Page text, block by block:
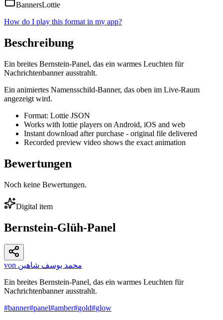
BannersLottie
How do I play this format in my app?
Beschreibung
Ein breites Bernstein-Panel, das ein warmes Leuchten für
Nachrichtenbanner ausstrahlt.
Ein animiertes Namensschild-Banner, das oben im Live-Raum
angezeigt wird.
Format: Lottie JSON
Works with lottie players on Android, iOS and web
Instant download after purchase - original file delivered
Recorded preview video shows the exact animation
Bewertungen
Noch keine Bewertungen.
Digital item
Bernstein-Glüh-Panel
von محمد يوسف شاهين
Ein breites Bernstein-Panel, das ein warmes Leuchten für
Nachrichtenbanner ausstrahlt.
#banner#panel#amber#gold#glow